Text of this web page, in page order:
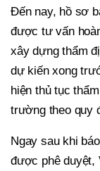
Đến nay, hồ sơ
được tư vấn
xây dựng thẩm
dự kiến xong
hiện thủ tục
trường theo quy
Ngay sau khi
được phê duyệt,